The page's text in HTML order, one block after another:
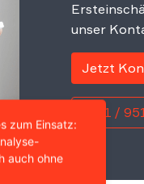
unser
Jetzt
0221 /
zum Einsatz:
auch ohne